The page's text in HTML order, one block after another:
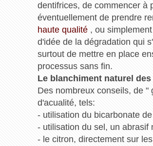
dentifrices, de commencer à
éventuellement de prendre
haute qualité, ou
d'idée de la dégradation qui
surtout de mettre en place
processus sans fin.
Le blanchiment naturel des
Des nombreux conseils, de
d'acualité, tels:
- utilisation du bicarbonate
- utilisation du sel, un abrasif
- le citron, directement sur